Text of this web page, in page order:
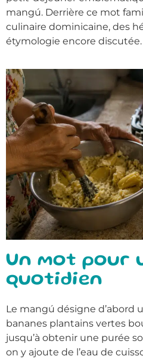
mangú. Derrière ce mot
culinaire dominicaine, des
étymologie encore discutée.
Un mot pour
quotidien
Le mangú désigne d’abord
bananes plantains vertes
jusqu’à obtenir une purée
on y ajoute de l’eau de